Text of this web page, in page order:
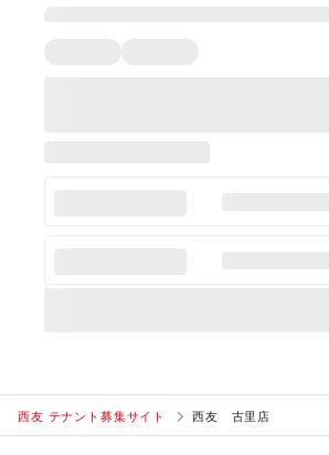
西友 テナント募集サイト 西友 古里店